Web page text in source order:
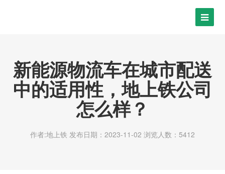
新能源物流车在城市配送
中的适用性，地上铁公司
怎么样？
作者:地上铁 发布日期：2023-11-02 浏览人数：5412